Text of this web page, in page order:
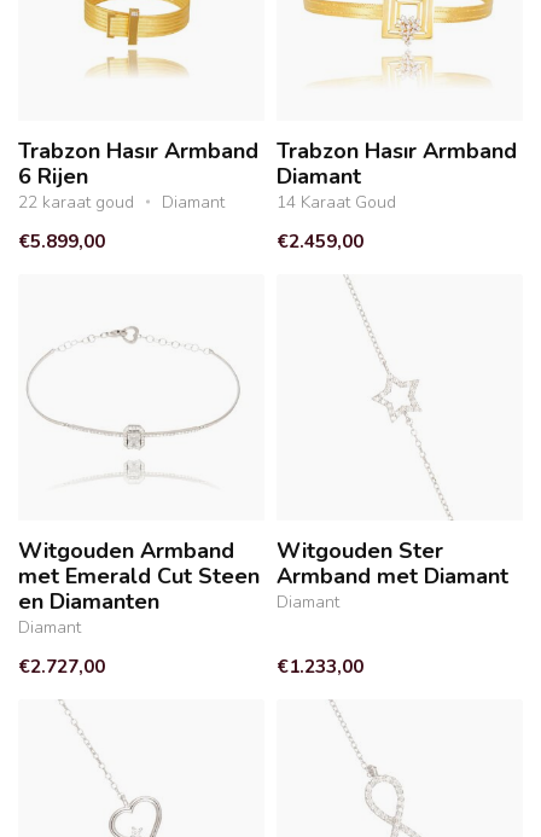
Trabzon Hasır Armband
6 Rijen
22 karaat goud Diamant
€5.899,00
Trabzon Hasır Armband
Diamant
14 Karaat Goud
€2.459,00
Witgouden Armband
met Emerald Cut Steen
en Diamanten
Diamant
€2.727,00
Witgouden Ster
Armband met Diamant
Diamant
€1.233,00